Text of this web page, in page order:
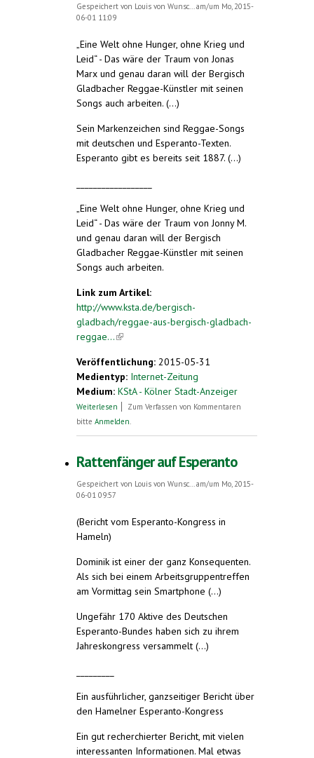
Gespeichert von Louis von Wunsc...am/um Mo, 2015-
06-01 11:09
„Eine Welt ohne Hunger, ohne Krieg und
Leid“ - Das wäre der Traum von Jonas
Marx und genau daran will der Bergisch
Gladbacher Reggae-Künstler mit seinen
Songs auch arbeiten. (...)
Sein Markenzeichen sind Reggae-Songs
mit deutschen und Esperanto-Texten.
Esperanto gibt es bereits seit 1887. (...)
„Eine Welt ohne Hunger, ohne Krieg und
Leid“ - Das wäre der Traum von Jonny M.
und genau daran will der Bergisch
Gladbacher Reggae-Künstler mit seinen
Songs auch arbeiten.
Link zum Artikel:
http://www.ksta.de/bergisch-
gladbach/reggae-aus-bergisch-gladbach-
reggae...(link is external)
Veröffentlichung: 2015-05-31
Medientyp: Internet-Zeitung
Medium: KStA - Kölner Stadt-Anzeiger
Weiterlesen über Reggaeklänge für eine bessere Welt
Zum Verfassen von Kommentaren
bitte Anmelden.
Rattenfänger auf Esperanto
Gespeichert von Louis von Wunsc...
am/um Mo, 2015-
06-01 09:57
(Bericht vom Esperanto-Kongress in
Hameln)
Dominik ist einer der ganz Konsequenten.
Als sich bei einem Arbeitsgruppentreffen
am Vormittag sein Smartphone (...)
Ungefähr 170 Aktive des Deutschen
Esperanto-Bundes haben sich zu ihrem
Jahreskongress versammelt (...)
Ein ausführlicher, ganzseitiger Bericht über
den Hamelner Esperanto-Kongress
Ein gut recherchierter Bericht, mit vielen
interessanten Informationen. Mal etwas